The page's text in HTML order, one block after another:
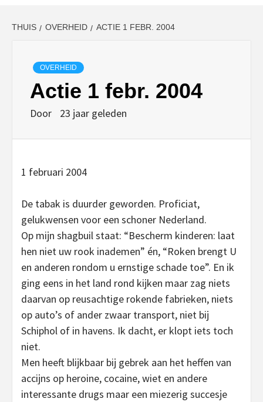
THUIS OVERHEID ACTIE 1 FEBR. 2004
OVERHEID
Actie 1 febr. 2004
Door 23 jaar geleden
1 februari 2004
De tabak is duurder geworden. Proficiat,
gelukwensen voor een schoner Nederland.
Op mijn shagbuil staat: “Bescherm kinderen: laat
hen niet uw rook inademen” én, “Roken brengt U
en anderen rondom u ernstige schade toe”. En ik
ging eens in het land rond kijken maar zag niets
daarvan op reusachtige rokende fabrieken, niets
op auto’s of ander zwaar transport, niet bij
Schiphol of in havens. Ik dacht, er klopt iets toch
niet.
Men heeft blijkbaar bij gebrek aan het heffen van
accijns op heroine, cocaine, wiet en andere
interessante drugs maar een miezerig succesje